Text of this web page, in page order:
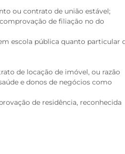
ou contrato de união estável;
de filiação no do
escola pública quanto particular
de locação de imóvel, ou razão
e donos de negócios como
de residência, reconhecida